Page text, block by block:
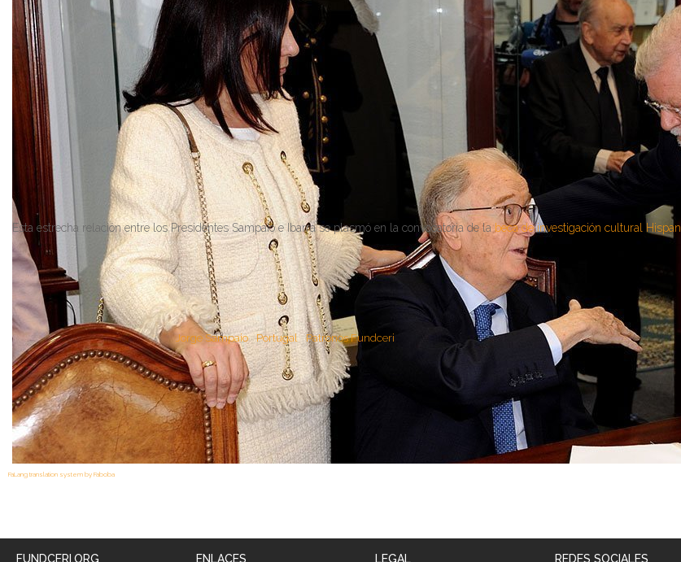
Inauguración del tramo de la autovía A-6 (Estremoz - Elvas, 03/09/1999)
Acto "Ágora, el debate peninsular" (Mérida, 05/11/2002)
Acto "Ágora, el debate peninsular" (Mérida, 05/11/2002)
Entrevista entre D. Jorge Sampaio y D. Juan Carlos Rodríguez Ibarra (Mérida, 05/11/2002)
Entrega de la Gran Cruz de la Orden del Infante D. Enrique (Mérida, 05/11/2002)
Entrega del premio Carlos V a D. Jorge Sampaio (Monasterio Jerónimo de Yuste, 13/10/2004)
Nombramiento de D. Juan Carlos Rodríguez Ibarra como miembro honorífico de la Academia Portuguesa de Historia
Esta estrecha relación entre los Presidentes Sampaio e Ibarra se plasmó en la convocatoria de labeca de investigación cultural
Etiquetado como Jorge Sampaio Portugal Patronos Fundceri
FaLang translation system by Faboba
FUNDCERI.ORG ENLACES LEGAL REDES SOCIALES